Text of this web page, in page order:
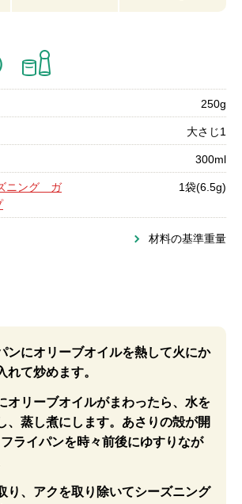
250g
大さじ1
300ml
ニング ガ
1袋(6.5g)
材料の基準重量
ンにオリーブオイルを熱して火にか
れて炒めます。
オリーブオイルがまわったら、水を
、蒸し煮にします。あさりの殻が開
ライパンを時々前後にゆすりなが
り、アクを取り除いてシーズニング